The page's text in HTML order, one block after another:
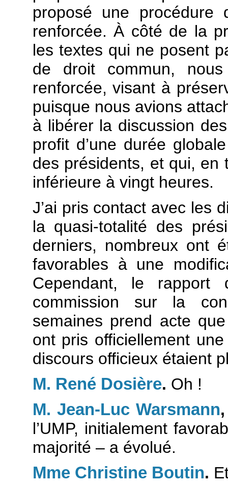
proposé une procédure
renforcée. À côté de la
les textes qui ne posent
de droit commun,
renforcée, visant à
puisque nous avions
à libérer la discussion
profit d’une durée
des présidents, et qui, en
inférieure à vingt heures.
J’ai pris contact avec les
la quasi-totalité des
derniers, nombreux ont
favorables à une
Cependant, le
commission sur la
semaines prend acte
ont pris officiellement
discours officieux étaient
M. René Dosière. Oh !
M. Jean-Luc Warsmann
l’UMP, initialement
majorité – a évolué.
Mme Christine Boutin.